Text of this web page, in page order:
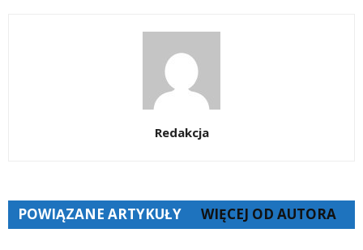
Redakcja
POWIĄZANE ARTYKUŁY WIĘCEJ OD AUTORA